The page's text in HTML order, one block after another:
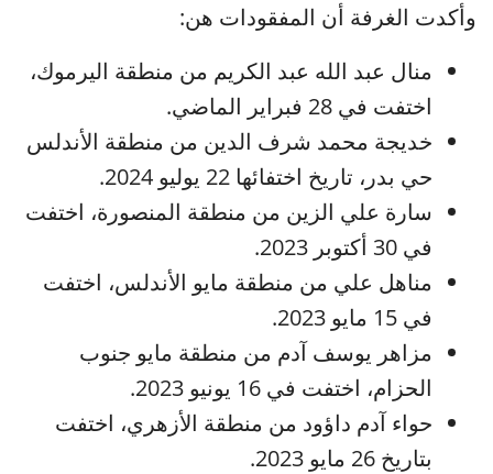
وأكدت الغرفة أن المفقودات هن:
منال عبد الله عبد الكريم من منطقة اليرموك،
اختفت في 28 فبراير الماضي.
خديجة محمد شرف الدين من منطقة الأندلس
حي بدر، تاريخ اختفائها 22 يوليو 2024.
سارة علي الزين من منطقة المنصورة، اختفت
في 30 أكتوبر 2023.
مناهل علي من منطقة مايو الأندلس، اختفت
في 15 مايو 2023.
مزاهر يوسف آدم من منطقة مايو جنوب
الحزام، اختفت في 16 يونيو 2023.
حواء آدم داؤود من منطقة الأزهري، اختفت
بتاريخ 26 مايو 2023.